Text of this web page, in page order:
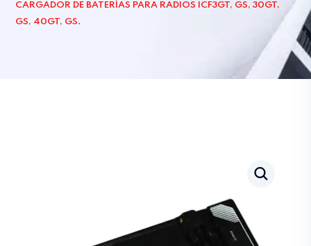
CARGADOR DE BATERÍAS PARA RADIOS ICF3GT, GS, 30GT,
GS, 40GT, GS.